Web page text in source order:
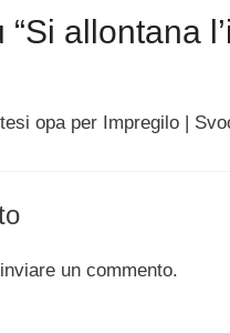
allontana
opa per Impregilo |
un commento.